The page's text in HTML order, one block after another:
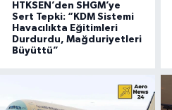
HTKSEN’den SHGM’ye
Sert Tepki: “KDM Sistemi
Havacılıkta Eğitimleri
Durdurdu, Mağduriyetleri
Büyüttü”